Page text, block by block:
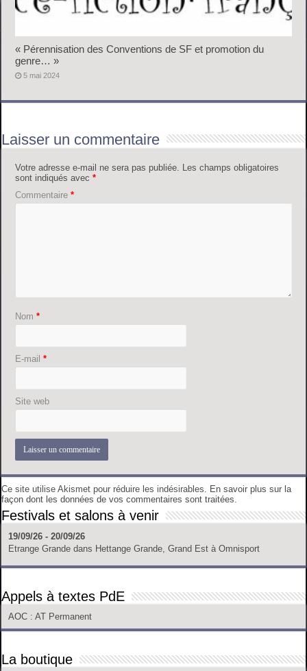
« Pérennisation des Conventions de SF et promotion du
genre… »
5 mai 2024
Laisser un commentaire
Votre adresse e-mail ne sera pas publiée.
Les champs obligatoires
sont indiqués avec*
Commentaire*
Nom*
E-mail*
Site web
Ce site utilise Akismet pour réduire les indésirables.
En savoir plus sur la
façon dont les données de vos commentaires sont traitées
Festivals et salons à venir
19/09/26 - 20/09/26
Etrange Grande dans Hettange Grande, Grand Est à Omnisport
Appels à textes PdE
AOC : AT Permanent
La boutique